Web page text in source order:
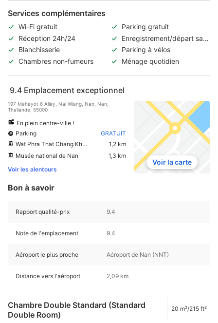
Services complémentaires
Wi-Fi gratuit
Parking gratuit
Réception 24h/24
Enregistrement/départ sans
contact
Blanchisserie
Parking à vélos
Chambres non-fumeurs
Ménage quotidien
9.4 Emplacement exceptionnel
197 Mahayot 6 Alley, Nai Wiang, Nan, Nan,
Thaïlande, 55000
En plein centre-ville !
Parking
GRATUIT
Wat Phra That Chang Kham
1,2 km
Musée national de Nan
1,3 km
Voir les alentours
Voir la carte
Bon à savoir
Rapport qualité-prix 9.4
Note de l'emplacement 9.4
Aéroport le plus proche Aéroport de Nan (NNT)
Distance vers l'aéroport 2,09 km
Chambre Double Standard (Standard
Double Room)
20 m²/215 ft²